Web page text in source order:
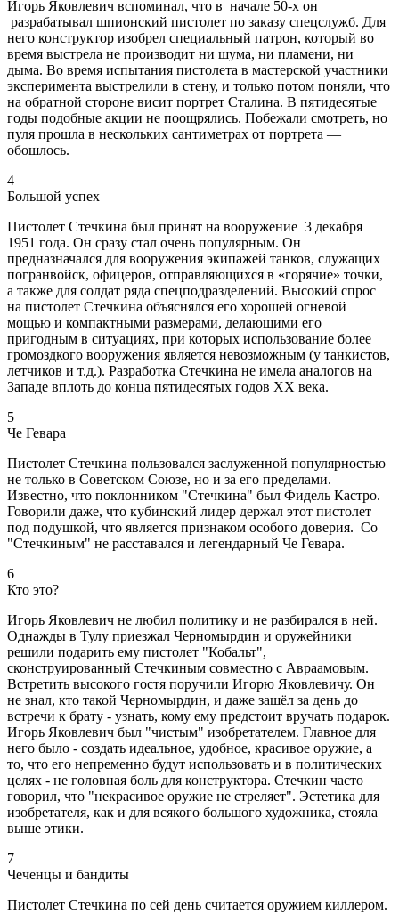
Игорь Яковлевич вспоминал, что в начале 50-х он
разрабатывал шпионский пистолет по заказу спецслужб. Для
него конструктор изобрел специальный патрон, который во
время выстрела не производит ни шума, ни пламени, ни
дыма. Во время испытания пистолета в мастерской участники
эксперимента выстрелили в стену, и только потом поняли, что
на обратной стороне висит портрет Сталина. В пятидесятые
годы подобные акции не поощрялись. Побежали смотреть, но
пуля прошла в нескольких сантиметрах от портрета —
обошлось.
4
Большой успех
Пистолет Стечкина был принят на вооружение 3 декабря
1951 года. Он сразу стал очень популярным. Он
предназначался для вооружения экипажей танков, служащих
погранвойск, офицеров, отправляющихся в «горячие» точки,
а также для солдат ряда спецподразделений. Высокий спрос
на пистолет Стечкина объяснялся его хорошей огневой
мощью и компактными размерами, делающими его
пригодным в ситуациях, при которых использование более
громоздкого вооружения является невозможным (у танкистов,
летчиков и т.д.). Разработка Стечкина не имела аналогов на
Западе вплоть до конца пятидесятых годов XX века.
5
Че Гевара
Пистолет Стечкина пользовался заслуженной популярностью
не только в Советском Союзе, но и за его пределами.
Известно, что поклонником "Стечкина" был Фидель Кастро.
Говорили даже, что кубинский лидер держал этот пистолет
под подушкой, что является признаком особого доверия. Со
"Стечкиным" не расставался и легендарный Че Гевара.
6
Кто это?
Игорь Яковлевич не любил политику и не разбирался в ней.
Однажды в Тулу приезжал Черномырдин и оружейники
решили подарить ему пистолет "Кобальт",
сконструированный Стечкиным совместно с Авраамовым.
Встретить высокого гостя поручили Игорю Яковлевичу. Он
не знал, кто такой Черномырдин, и даже зашёл за день до
встречи к брату - узнать, кому ему предстоит вручать подарок.
Игорь Яковлевич был "чистым" изобретателем. Главное для
него было - создать идеальное, удобное, красивое оружие, а
то, что его непременно будут использовать и в политических
целях - не головная боль для конструктора. Стечкин часто
говорил, что "некрасивое оружие не стреляет". Эстетика для
изобретателя, как и для всякого большого художника, стояла
выше этики.
7
Чеченцы и бандиты
Пистолет Стечкина по сей день считается оружием киллером.